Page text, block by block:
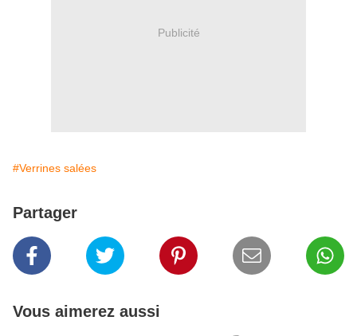
Publicité
#Verrines salées
Partager
Vous aimerez aussi